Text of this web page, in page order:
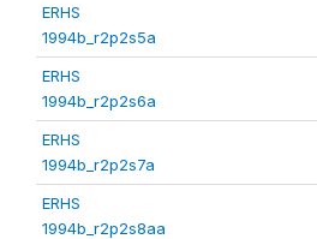
ERHS
1994b_r2p2s5a
ERHS
1994b_r2p2s6a
ERHS
1994b_r2p2s7a
ERHS
1994b_r2p2s8aa